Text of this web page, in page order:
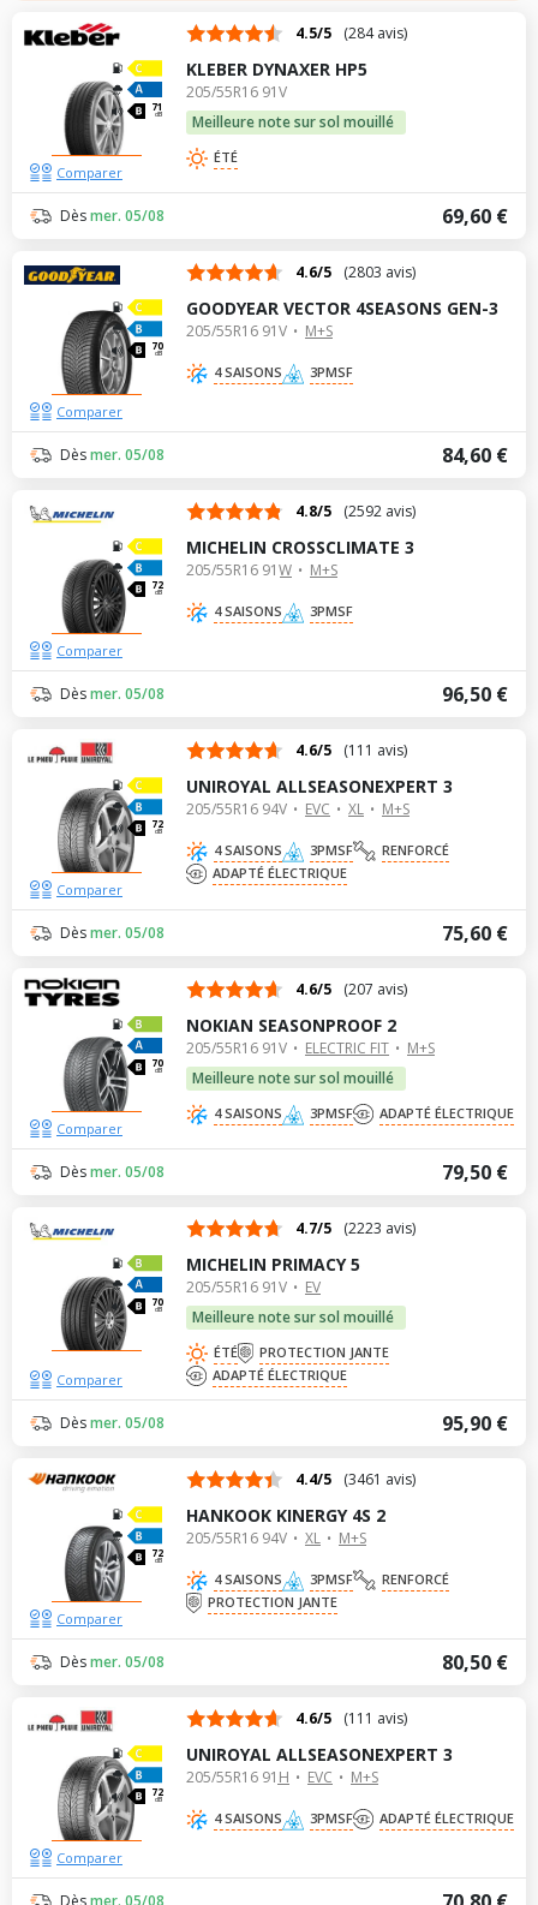
71
dB
4.5/5 (284 avis)
KLEBER DYNAXER HP5
205/55R16 91V
Meilleure note sur sol mouillé
ÉTÉ
69,60 €
Dèsmer. 05/08
Comparer
70
dB
4.6/5 (2803 avis)
GOODYEAR VECTOR 4SEASONS GEN-3
205/55R16 91V M+S
4 SAISONS 3PMSF
84,60 €
Dèsmer. 05/08
Comparer
72
dB
4.8/5 (2592 avis)
MICHELIN CROSSCLIMATE 3
205/55R16 91W M+S
4 SAISONS 3PMSF
96,50 €
Dèsmer. 05/08
Comparer
72
dB
4.6/5 (111 avis)
UNIROYAL ALLSEASONEXPERT 3
205/55R16 94V EVC XL M+S
4 SAISONS 3PMSF
RENFORCÉ
ADAPTÉ ÉLECTRIQUE
75,60 €
Dèsmer. 05/08
Comparer
70
dB
4.6/5 (207 avis)
NOKIAN SEASONPROOF 2
205/55R16 91V ELECTRIC FIT
M+S
Meilleure note sur sol mouillé
4 SAISONS 3PMSF ADAPTÉ ÉLECTRIQUE
79,50 €
Dèsmer. 05/08
Comparer
70
dB
4.7/5 (2223 avis)
MICHELIN PRIMACY 5
205/55R16 91V
EV
Meilleure note sur sol mouillé
ÉTÉ
PROTECTION JANTE
ADAPTÉ ÉLECTRIQUE
95,90 €
Dèsmer. 05/08
Comparer
72
dB
4.4/5 (3461 avis)
HANKOOK KINERGY 4S 2
205/55R16 94V XL M+S
4 SAISONS 3PMSF
RENFORCÉ
PROTECTION JANTE
80,50 €
Dèsmer. 05/08
Comparer
72
dB
4.6/5 (111 avis)
UNIROYAL ALLSEASONEXPERT 3
205/55R16 91H EVC M+S
4 SAISONS 3PMSF ADAPTÉ ÉLECTRIQUE
Dèsmer. 05/08
Comparer